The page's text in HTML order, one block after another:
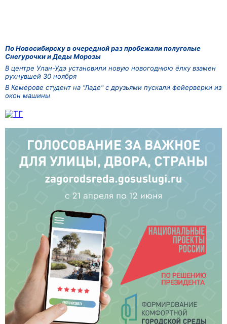
По Новосибирску в очередной раз пробежали полуголые
Снегурочки и Деды Морозы
В центре Улан-Удэ установили новую новогоднюю ёлку взамен
рухнувшей 30 ноября
В Кемерове студент на "Ладе" с друзьями пускали фейерверки из
окон машины